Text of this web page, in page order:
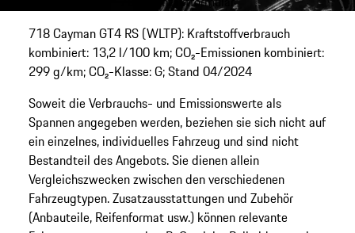
718 Cayman GT4 RS (WLTP): Kraftstoffverbrauch
kombiniert: 13,2 l/100 km; CO₂-Emissionen kombiniert:
299 g/km; CO₂-Klasse: G; Stand 04/2024
Soweit die Verbrauchs- und Emissionswerte als
Spannen angegeben werden, beziehen sie sich nicht auf
ein einzelnes, individuelles Fahrzeug und sind nicht
Bestandteil des Angebots. Sie dienen allein
Vergleichszwecken zwischen den verschiedenen
Fahrzeugtypen. Zusatzausstattungen und Zubehör
(Anbauteile, Reifenformat usw.) können relevante